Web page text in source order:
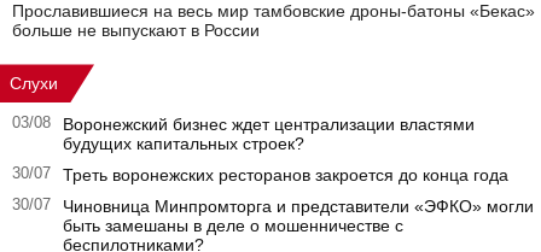
Прославившиеся на весь мир тамбовские дроны-батоны «Бекас»
больше не выпускают в России
Слухи
03/08
Воронежский бизнес ждет централизации властями
будущих капитальных строек?
30/07 Треть воронежских ресторанов закроется до конца года
30/07
Чиновница Минпромторга и представители «ЭФКО» могли
быть замешаны в деле о мошенничестве с
беспилотниками?